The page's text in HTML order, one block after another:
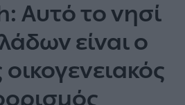
Αυτό το νησί
είναι ο